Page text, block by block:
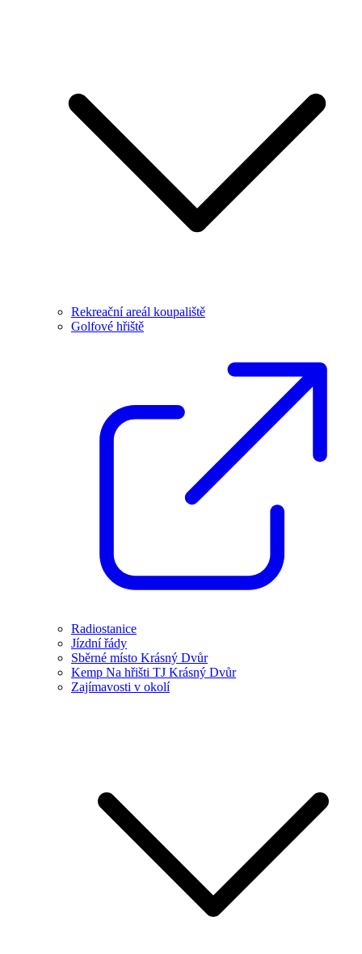
Rekreační areál koupaliště
Golfové hřiště
Radiostanice
Jízdní řády
Sběrné místo Krásný Dvůr
Kemp Na hřišti TJ Krásný Dvůr
Zajímavosti v okolí